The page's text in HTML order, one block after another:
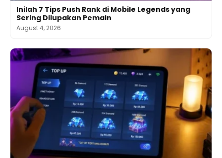
Inilah 7 Tips Push Rank di Mobile Legends yang
Sering Dilupakan Pemain
August 4, 2026